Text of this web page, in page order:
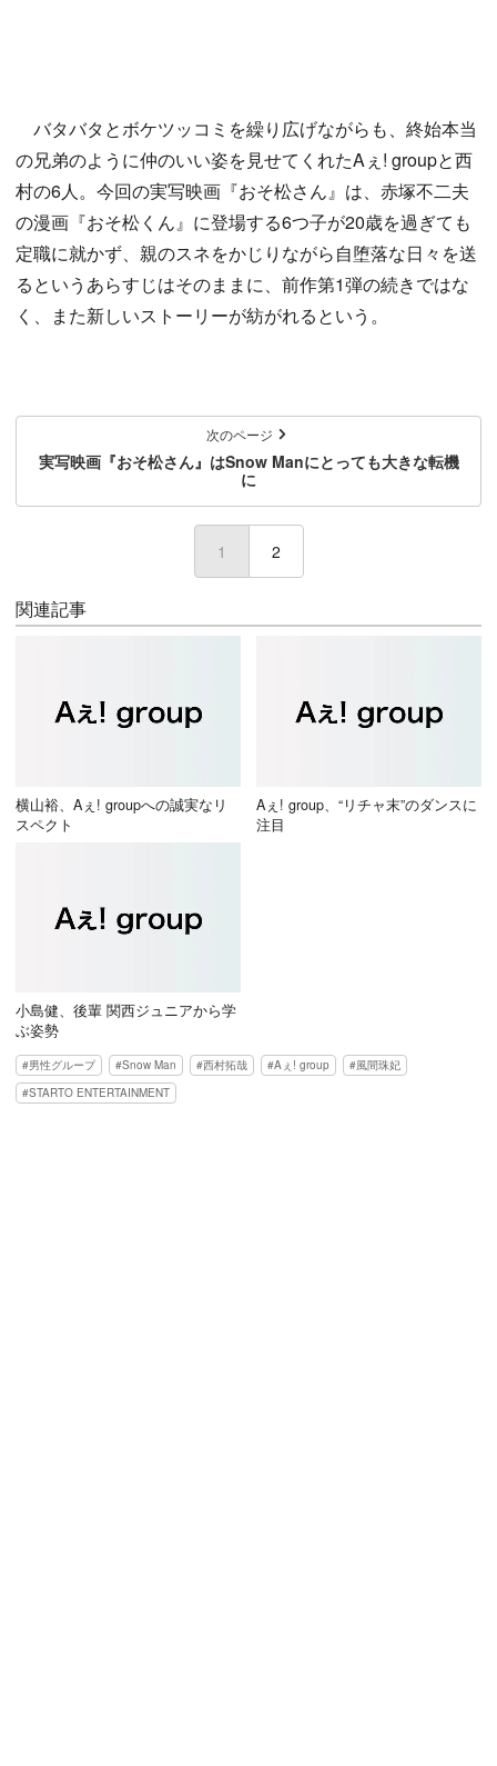
バタバタとボケツッコミを繰り広げながらも、終始本当
の兄弟のように仲のいい姿を見せてくれたAぇ! groupと西
村の6人。今回の実写映画『おそ松さん』は、赤塚不二夫
の漫画『おそ松くん』に登場する6つ子が20歳を過ぎても
定職に就かず、親のスネをかじりながら自堕落な日々を送
るというあらすじはそのままに、前作第1弾の続きではな
く、また新しいストーリーが紡がれるという。
次のページ
実写映画『おそ松さん』はSnow Manにとっても大きな転機
に
1 (current)
2
関連記事
横山裕、Aぇ! groupへの誠実なリ
スペクト
Aぇ! group、“リチャ末”のダンスに
注目
小島健、後輩 関西ジュニアから学
ぶ姿勢
男性グループ Snow Man 西村拓哉 Aぇ! group
風間珠妃
STARTO ENTERTAINMENT